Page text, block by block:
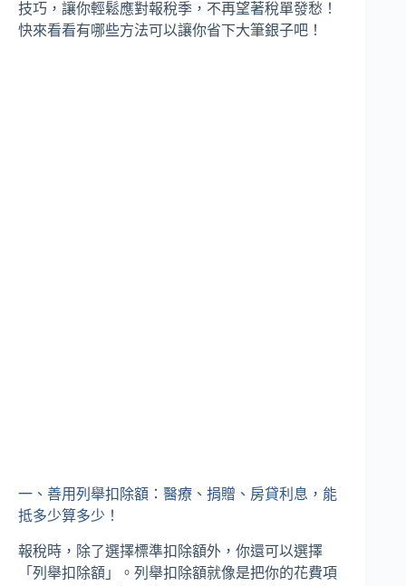
技巧，讓你輕鬆應對報稅季，不再望著稅單發愁！
快來看看有哪些方法可以讓你省下大筆銀子吧！
一、善用列舉扣除額：醫療、捐贈、房貸利息，能
抵多少算多少！
報稅時，除了選擇標準扣除額外，你還可以選擇
「列舉扣除額」。列舉扣除額就像是把你的花費項